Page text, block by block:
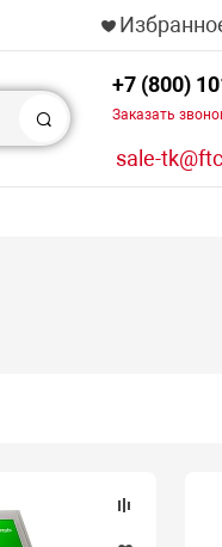
Поиск
+7 (800)
Заказать
sale-